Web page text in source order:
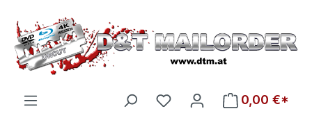
Zum Hauptinhalt springen
Du hast 0 Produkte auf
0,00 €*